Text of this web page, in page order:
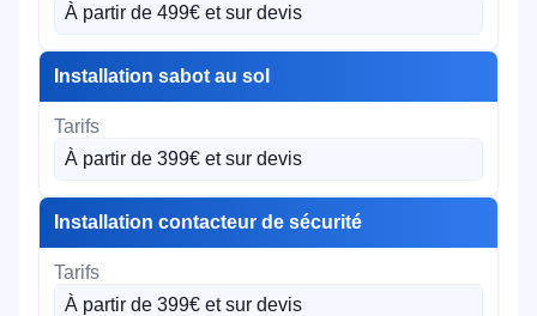
À partir de 499€ et sur devis
Installation sabot au sol
À partir de 399€ et sur devis
Installation contacteur de sécurité
À partir de 399€ et sur devis